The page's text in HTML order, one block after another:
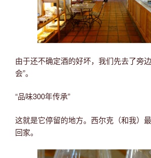
由于还不确定酒的好坏，我们先去了旁
会”。
“品味300年传承”
这就是它停留的地方。西尔克（和我）
回家。